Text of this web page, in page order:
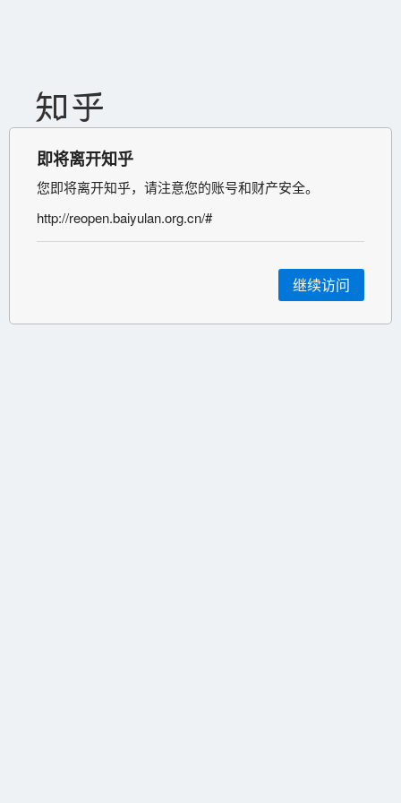
即将离开知乎
您即将离开知乎，请注意您的账号和财产安全。
http://reopen.baiyulan.org.cn/#
继续访问